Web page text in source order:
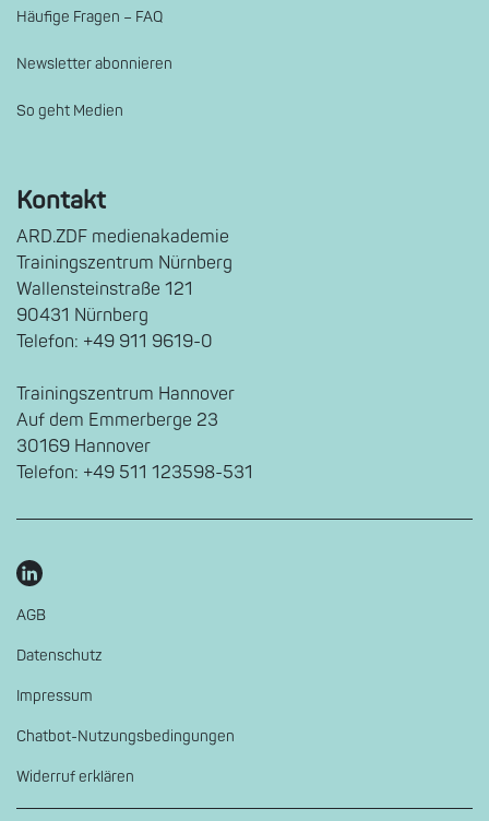
Häufige Fragen – FAQ
Newsletter abonnieren
So geht Medien
Kontakt
ARD.ZDF medienakademie
Trainingszentrum Nürnberg
Wallensteinstraße 121
90431 Nürnberg
Telefon: +49 911 9619-0
Trainingszentrum Hannover
Auf dem Emmerberge 23
30169 Hannover
Telefon: +49 511 123598-531
AGB
Datenschutz
Impressum
Chatbot-Nutzungsbedingungen
Widerruf erklären